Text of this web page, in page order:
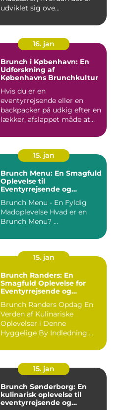
udviklet sig ove...
16. jan
Brunch i København: En
Udforskning af
Københavns Brunchkultur
Hvis du er en
eventyrrejsende eller en
backpacker på udkig efter en
lækker, afslappet måde at
15. jan
Brunch Menu: En Smagfuld
Oplevelse til
Eventyrrejsende og
Brunch Menu - En Fyldig
Madoplevelse Hvad er en
Brunch Menu? ...
15. jan
Brunch Randers: En
Smagfuld Oplevelse for
Eventyrrejsende og
Brunch Randers Opdag En
Verden af Kulinariske
Oplevelser i Denne
Hyggelige By Indledning:
15. jan
Brunch Sønderborg: En
kulinarisk oplevelse til
eventyrrejsende og